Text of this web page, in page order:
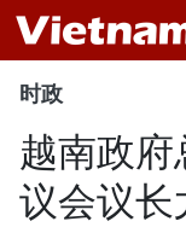
时政
越南政
议会议长